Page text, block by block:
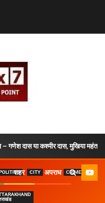
– गणेश दास या कश्मीर दास, मुखिया महंत ने
शहर CITY अपराध CRIME